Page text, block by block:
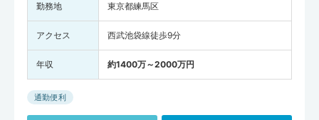
勤務地 東京都練馬区
アクセス 西武池袋線徒歩9分
年収 約1400万～2000万円
通勤便利